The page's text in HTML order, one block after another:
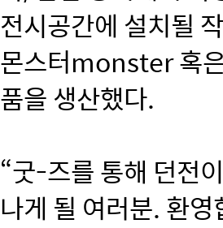
전시공간에 설치될
몬스터monster 혹
품을 생산했다.
“굿-즈를 통해 던전
나게 될 여러분. 환영